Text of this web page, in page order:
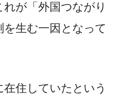
れが「外国つながり
生む一因となって
住していたという